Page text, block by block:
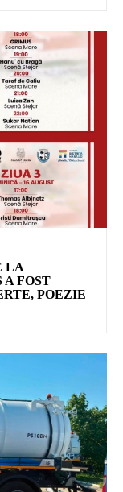
LA
FOST
POEZIE